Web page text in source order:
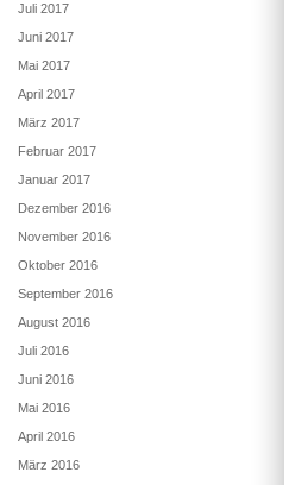
Juli 2017
Juni 2017
Mai 2017
April 2017
März 2017
Februar 2017
Januar 2017
Dezember 2016
November 2016
Oktober 2016
September 2016
August 2016
Juli 2016
Juni 2016
Mai 2016
April 2016
März 2016